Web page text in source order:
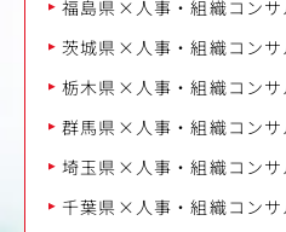
福島県×人事・組織コンサ
茨城県×人事・組織コンサ
栃木県×人事・組織コンサ
群馬県×人事・組織コンサ
埼玉県×人事・組織コンサ
千葉県×人事・組織コンサ